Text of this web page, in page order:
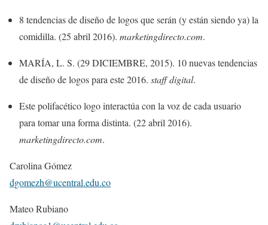
8 tendencias de diseño de logos que serán (y están siendo ya) la
comidilla. (25 abril 2016). marketingdirecto.com.
MARÍA, L. S. (29 DICIEMBRE, 2015). 10 nuevas tendencias
de diseño de logos para este 2016. staff digital.
Este polifacético logo interactúa con la voz de cada usuario
para tomar una forma distinta. (22 abril 2016).
marketingdirecto.com.
Carolina Gómez
dgomezh@ucentral.edu.co
Mateo Rubiano